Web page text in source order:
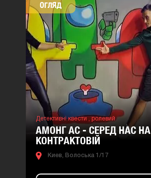
ОГЛЯД
Детективні квести , ролевий
АМОНГ АС - СЕРЕД НАС НА
КОНТРАКТОВІЙ
Киев, Волоська 1/17